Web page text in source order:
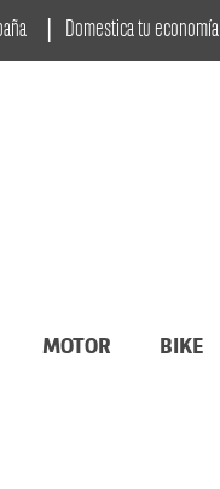
Domestica tu economía
MOTOR BIKE